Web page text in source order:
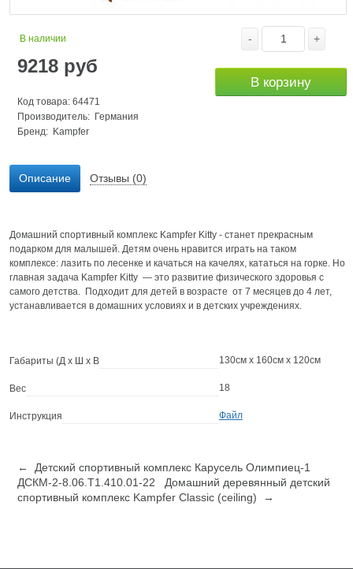
В наличии
9218 руб
Код товара: 64471
Производитель: Германия
Бренд: Kampfer
- +
В корзину
Описание Отзывы (0)
Домашний спортивный комплекс Kampfer Kitty - станет прекрасным
подарком для малышей. Детям очень нравится играть на таком
комплексе: лазить по лесенке и качаться на качелях, кататься на горке. Но
главная задача Kampfer Kitty — это развитие физического здоровья с
самого детства. Подходит для детей в возрасте от 7 месяцев до 4 лет,
устанавливается в домашних условиях и в детских учреждениях.
Габариты (Д х Ш х В 130см x 160см x 120см
Вес 18
Инструкция Файл
← Детский спортивный комплекс Карусель Олимпиец-1
ДСКМ-2-8.06.Т1.410.01-22
Домашний деревянный детский
спортивный комплекс Kampfer Classic (ceiling) →